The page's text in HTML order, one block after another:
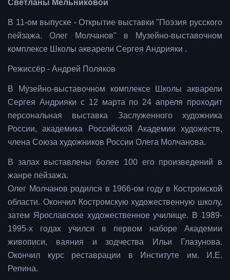
Светланы Мельниковой
В 11-ом выпуске - Открытие выставки "Поэзия русского
пейзажа. Олег Молчанов" в Музейно-выставочном
комплексе Школы акварели Сергея Андрияки .
Режиссёр - Андрей Поляков
В Музейно-выставочном комплексе Школы акварели
Сергея Андрияки с 12 марта по 24 апреля проходит
персональная выставка Заслуженного художника
России, академика Российской Академии художеств,
члена Союза художников России Олега Молчанова.
В залах выставлены более 100 его произведений в
жанре пейзажа.
Олег Молчанов родился в 1966-ом году в Костромской
области. Окончил Костромскую художественную школу,
затем Ярославское художественное училище. В 1989-
1995-х годах учился в первом наборе Академии
живописи, ваяния и зодчества Ильи Глазунова.
Окончил курс реставрации в Институте им. И.Е.
Репина.